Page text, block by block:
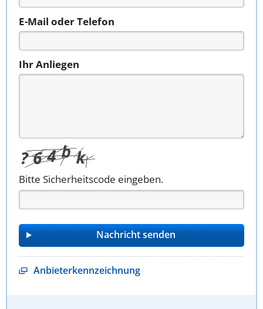
E-Mail oder Telefon
Ihr Anliegen
Bitte Sicherheitscode eingeben.
Anbieterkennzeichnung